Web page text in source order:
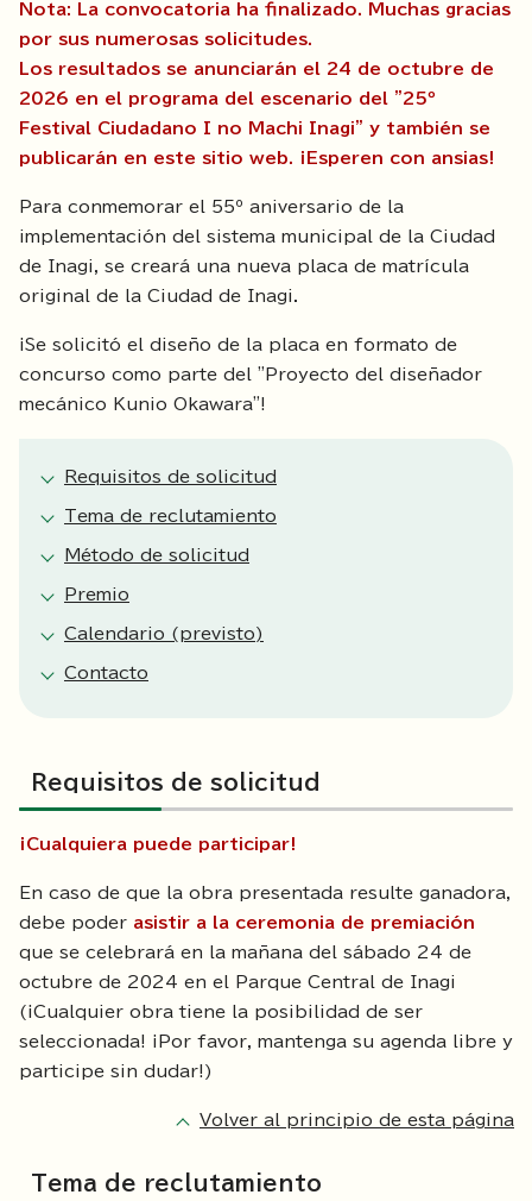
Nota: La convocatoria ha finalizado. Muchas gracias
por sus numerosas solicitudes.
Los resultados se anunciarán el 24 de octubre de
2026 en el programa del escenario del "25º
Festival Ciudadano I no Machi Inagi" y también se
publicarán en este sitio web. ¡Esperen con ansias!
Para conmemorar el 55º aniversario de la
implementación del sistema municipal de la Ciudad
de Inagi, se creará una nueva placa de matrícula
original de la Ciudad de Inagi.
¡Se solicitó el diseño de la placa en formato de
concurso como parte del "Proyecto del diseñador
mecánico Kunio Okawara"!
Requisitos de solicitud
Tema de reclutamiento
Método de solicitud
Premio
Calendario (previsto)
Contacto
Requisitos de solicitud
¡Cualquiera puede participar!
En caso de que la obra presentada resulte ganadora,
debe poder asistir a la ceremonia de premiación
que se celebrará en la mañana del sábado 24 de
octubre de 2024 en el Parque Central de Inagi
(¡Cualquier obra tiene la posibilidad de ser
seleccionada! ¡Por favor, mantenga su agenda libre y
participe sin dudar!)
Volver al principio de esta página
Tema de reclutamiento